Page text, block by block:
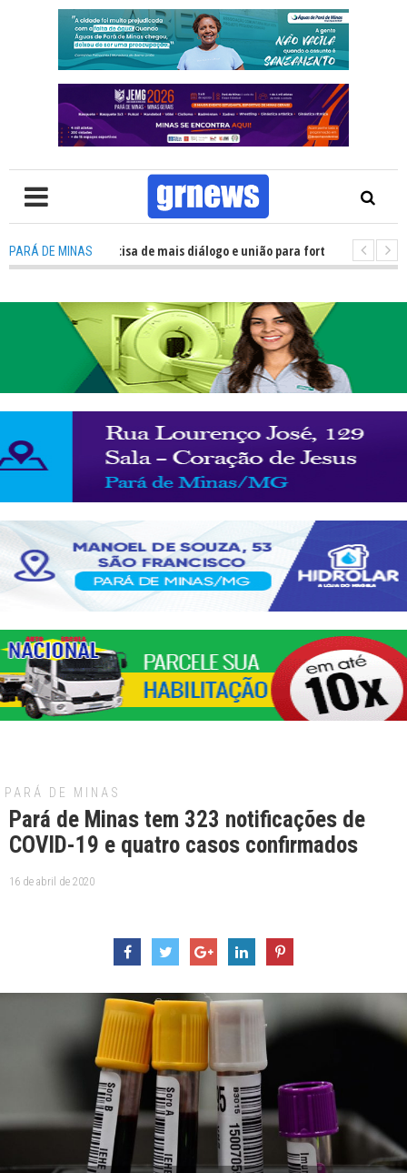
PARÁ DE MINAS
TV: Política precisa de mais diálogo e união para fortalecer Minas e
PARÁ DE MINAS
Pará de Minas tem 323 notificações de
COVID-19 e quatro casos confirmados
16 de abril de 2020